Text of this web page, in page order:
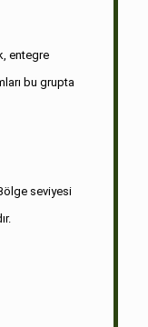
entegre
bu grupta
seviyesi